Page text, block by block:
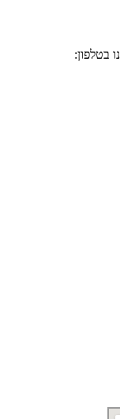
בטלפון: